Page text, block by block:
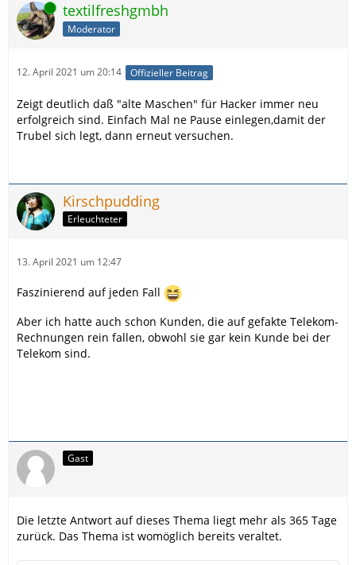
Online textilfreshgmbh
Moderator
12. April 2021 um 20:14 Offizieller Beitrag
Zeigt deutlich daß "alte Maschen" für Hacker immer neu
erfolgreich sind. Einfach Mal ne Pause einlegen,damit der
Trubel sich legt, dann erneut versuchen.
Kirschpudding
Erleuchteter
13. April 2021 um 12:47
Faszinierend auf jeden Fall
Aber ich hatte auch schon Kunden, die auf gefakte Telekom-
Rechnungen rein fallen, obwohl sie gar kein Kunde bei der
Telekom sind.
Gast
Die letzte Antwort auf dieses Thema liegt mehr als 365 Tage
zurück. Das Thema ist womöglich bereits veraltet.